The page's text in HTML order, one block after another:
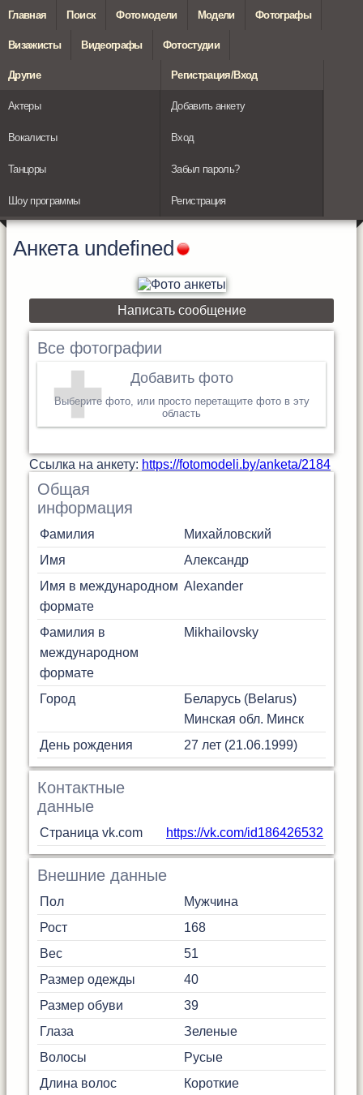
Главная Поиск Фотомодели Модели Фотографы
Визажисты Видеографы Фотостудии
Другие
Актеры
Вокалисты
Танцоры
Шоу программы
Регистрация/Вход
Добавить анкету
Вход
Забыл пароль?
Регистрация
Анкета undefined
Написать сообщение
Все фотографии
Добавить фото
Выберите фото, или просто перетащите фото в эту
область
Cсылка на анкету: https://fotomodeli.by/anketa/2184
Общая
информация
Фамилия
Михайловский
Имя
Александр
Имя в международном
формате
Alexander
Фамилия в
международном
формате
Mikhailovsky
Город
Беларусь (Belarus)
Минская обл. Минск
День рождения
27 лет (21.06.1999)
Контактные
данные
Страница vk.com https://vk.com/id186426532
Внешние данные
Пол
Мужчина
Рост
168
Вес
51
Размер одежды
40
Размер обуви
39
Глаза
Зеленые
Волосы
Русые
Длина волос
Короткие